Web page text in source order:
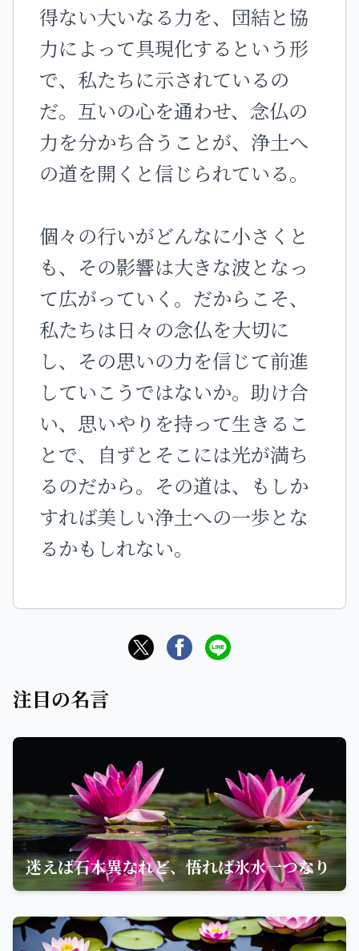
得ない大いなる力を、団結と協
力によって具現化するという形
で、私たちに示されているの
だ。互いの心を通わせ、念仏の
力を分かち合うことが、浄土へ
の道を開くと信じられている。
個々の行いがどんなに小さくと
も、その影響は大きな波となっ
て広がっていく。だからこそ、
私たちは日々の念仏を大切に
し、その思いの力を信じて前進
していこうではないか。助け合
い、思いやりを持って生きるこ
とで、自ずとそこには光が満ち
るのだから。その道は、もしか
すれば美しい浄土への一歩とな
るかもしれない。
注目の名言
迷えば石木異なれど、悟れば氷水一つなり